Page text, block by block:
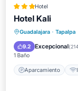
Hotel
Hotel Kali
Guadalajara · Tapalpa
9.2 Excepcional(
1 Baño
Aparcamiento
Apto